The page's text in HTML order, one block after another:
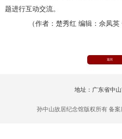
题进行互动交流。
（作者：楚秀红 编辑：佘凤
返回
地址：广东省中
孙中山故居纪念馆版权所有 备